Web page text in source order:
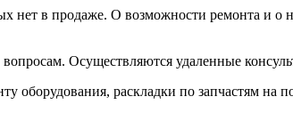
нет в продаже. О возможности ремонта и
Осуществляются удаленные
раскладки по запчастям на